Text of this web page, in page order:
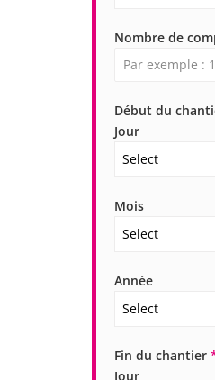
Nombre de
Début du
Jour
Select
Mois
Select
Année
Select
Fin du chantier
Jour